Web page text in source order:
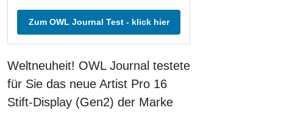
Zum OWL Journal Test - klick hier
Weltneuheit! OWL Journal testete
für Sie das neue Artist Pro 16
Stift-Display (Gen2) der Marke